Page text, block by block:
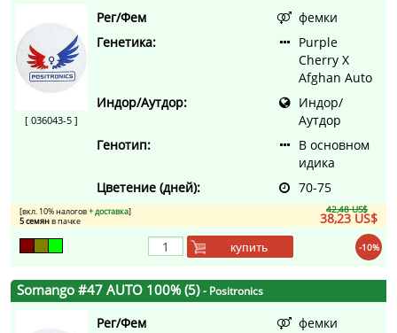
[ 036043-5 ]
Рег/Фем
фемки
Генетика:
Purple
Cherry X
Afghan Auto
Индор/Аутдор:
Индор/
Аутдор
Генотип:
В основном
идика
Цветение (дней):
70-75
42,48 US$
38,23 US$
[вкл. 10% налогов+ доставка]
5 семянв пачке
-10%
купить
Somango #47 AUTO 100% (5)- Positronics
Рег/Фем
фемки